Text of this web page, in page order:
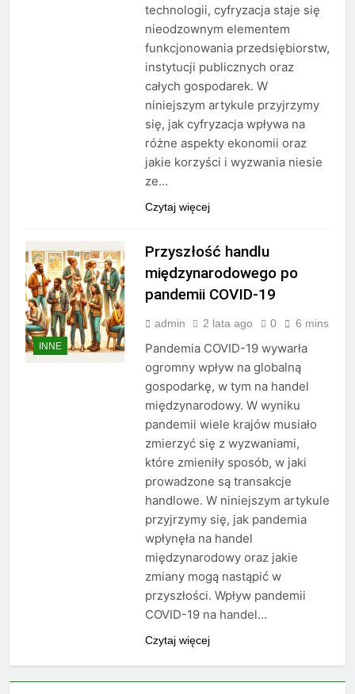
technologii, cyfryzacja staje się
nieodzownym elementem
funkcjonowania przedsiębiorstw,
instytucji publicznych oraz
całych gospodarek. W
niniejszym artykule przyjrzymy
się, jak cyfryzacja wpływa na
różne aspekty ekonomii oraz
jakie korzyści i wyzwania niesie
ze…
Czytaj więcej
INNE
Przyszłość handlu
międzynarodowego po
pandemii COVID-19
admin 2 lata ago 0 6 mins
Pandemia COVID-19 wywarła
ogromny wpływ na globalną
gospodarkę, w tym na handel
międzynarodowy. W wyniku
pandemii wiele krajów musiało
zmierzyć się z wyzwaniami,
które zmieniły sposób, w jaki
prowadzone są transakcje
handlowe. W niniejszym artykule
przyjrzymy się, jak pandemia
wpłynęła na handel
międzynarodowy oraz jakie
zmiany mogą nastąpić w
przyszłości. Wpływ pandemii
COVID-19 na handel…
Czytaj więcej